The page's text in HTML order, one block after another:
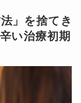
」を捨てき
い治療初期